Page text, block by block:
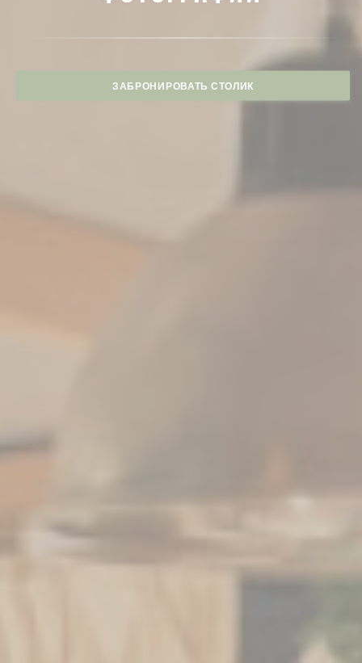
ЗАБРОНИРОВАТЬ СТОЛИК